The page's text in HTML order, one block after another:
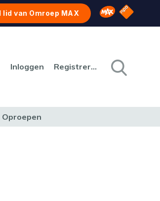
lid van Omroep MAX Omroep MAX
NPO
Inloggen Registreren
Oproepen